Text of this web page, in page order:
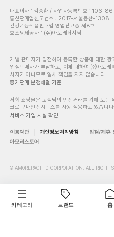
카테고리 브랜드 홈
대표이사 : 김승환 / 사업자등록번호 : 106-
통신판매업신고번호 : 2017-서울용산-1308
건강기능식품판매업 영업신고증 제8호
호스팅제공자 : (주)아모레퍼시픽
개별 판매자가 입점하여 등록한 상품에 대한
입점판매자가 부담하고, 이에 대하여 ㈜아모레
사자가 아니므로 일체 책임을 지지 않습니다.
중개판매 분쟁해결 기준
저희 쇼핑몰은 고객님의 안전거래를 위해 모든
크로 구매안전서비스를 자동 적용하고 있습니다.
서비스 가입 사실 확인
이용약관 개인정보처리방침
입점/제휴
아모레스토어
© AMOREPACIFIC CORPORATION. ALL RIGHTS